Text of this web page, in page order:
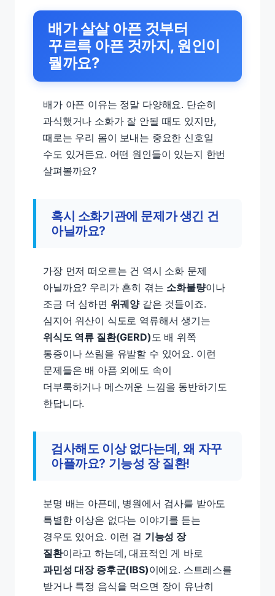
배가 살살 아픈 것부터
꾸르륵 아픈 것까지, 원인이
뭘까요?
배가 아픈 이유는 정말 다양해요. 단순히
과식했거나 소화가 잘 안될 때도 있지만,
때로는 우리 몸이 보내는 중요한 신호일
수도 있거든요. 어떤 원인들이 있는지 한번
살펴볼까요?
혹시 소화기관에 문제가 생긴 건
아닐까요?
가장 먼저 떠오르는 건 역시 소화 문제
아닐까요? 우리가 흔히 겪는 소화불량이나
조금 더 심하면 위궤양같은 것들이죠.
심지어 위산이 식도로 역류해서 생기는
위식도 역류 질환(GERD)도 배 위쪽
통증이나 쓰림을 유발할 수 있어요. 이런
문제들은 배 아픔 외에도 속이
더부룩하거나 메스꺼운 느낌을 동반하기도
한답니다.
검사해도 이상 없다는데, 왜 자꾸
아플까요? 기능성 장 질환!
분명 배는 아픈데, 병원에서 검사를 받아도
특별한 이상은 없다는 이야기를 듣는
경우도 있어요. 이런 걸 기능성 장
질환이라고 하는데, 대표적인 게 바로
과민성 대장 증후군(IBS)이에요. 스트레스를
받거나 특정 음식을 먹으면 장이 유난히